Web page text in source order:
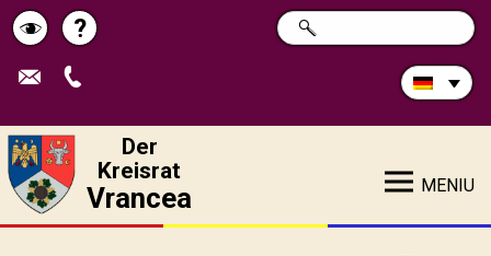
Schimbă
contrastul
Pagina
de
?
Durchsuchen
Sie
SUCHE
Der
Kreisrat
Vrancea MENIU